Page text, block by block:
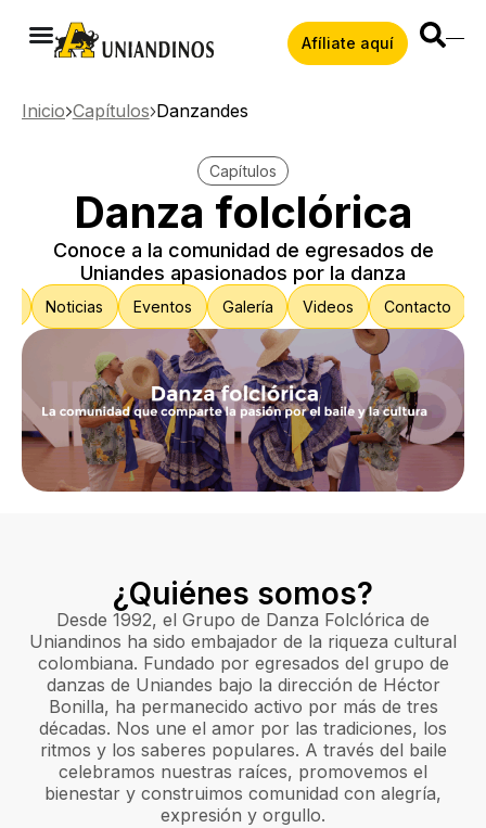
Afíliate aquí
Inicio Capítulos Danzandes
Capítulos
Danza folclórica
Conoce a la comunidad de egresados de
Uniandes apasionados por la danza
Noticias Eventos Galería Videos Contacto
¿Quiénes somos?
Desde 1992, el Grupo de Danza Folclórica de
Uniandinos ha sido embajador de la riqueza cultural
colombiana. Fundado por egresados del grupo de
danzas de Uniandes bajo la dirección de Héctor
Bonilla, ha permanecido activo por más de tres
décadas. Nos une el amor por las tradiciones, los
ritmos y los saberes populares. A través del baile
celebramos nuestras raíces, promovemos el
bienestar y construimos comunidad con alegría,
expresión y orgullo.